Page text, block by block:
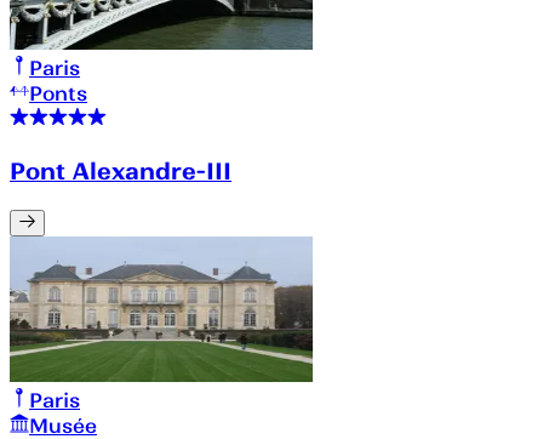
Paris
Ponts
Pont Alexandre-III
Paris
Musée